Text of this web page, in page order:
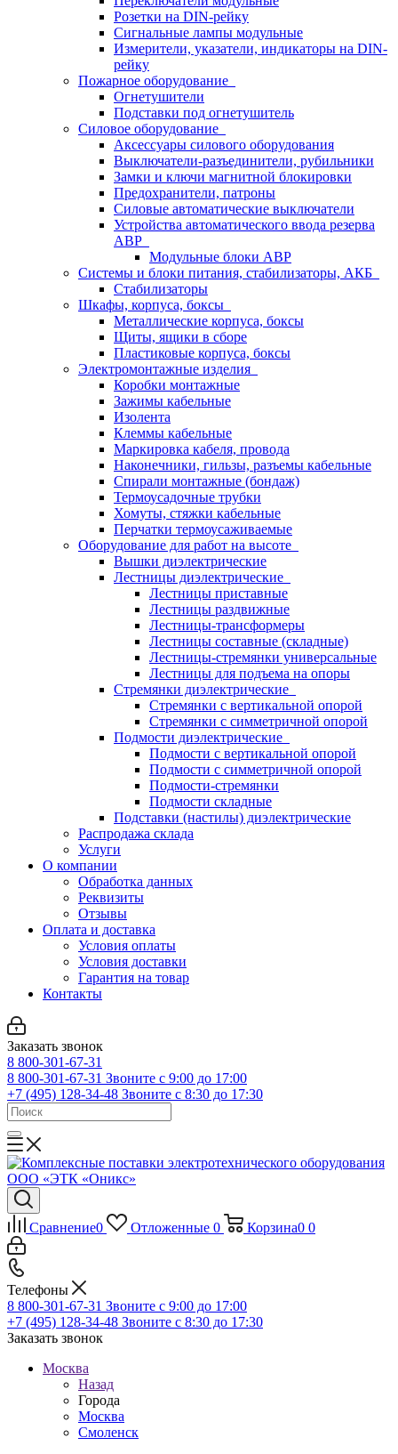
Розетки на DIN-рейку
Сигнальные лампы модульные
Измерители, указатели, индикаторы на DIN-
рейку
Пожарное оборудование
Огнетушители
Подставки под огнетушитель
Силовое оборудование
Аксессуары силового оборудования
Выключатели-разъединители, рубильники
Замки и ключи магнитной блокировки
Предохранители, патроны
Силовые автоматические выключатели
Устройства автоматического ввода резерва
АВР
Модульные блоки АВР
Системы и блоки питания, стабилизаторы, АКБ
Стабилизаторы
Шкафы, корпуса, боксы
Металлические корпуса, боксы
Щиты, ящики в сборе
Пластиковые корпуса, боксы
Электромонтажные изделия
Коробки монтажные
Зажимы кабельные
Изолента
Клеммы кабельные
Маркировка кабеля, провода
Наконечники, гильзы, разъемы кабельные
Спирали монтажные (бондаж)
Термоусадочные трубки
Хомуты, стяжки кабельные
Перчатки термоусаживаемые
Оборудование для работ на высоте
Вышки диэлектрические
Лестницы диэлектрические
Лестницы приставные
Лестницы раздвижные
Лестницы-трансформеры
Лестницы составные (складные)
Лестницы-стремянки универсальные
Лестницы для подъема на опоры
Стремянки диэлектрические
Стремянки с вертикальной опорой
Стремянки с симметричной опорой
Подмости диэлектрические
Подмости с вертикальной опорой
Подмости с симметричной опорой
Подмости-стремянки
Подмости складные
Подставки (настилы) диэлектрические
Распродажа склада
Услуги
О компании
Обработка данных
Реквизиты
Отзывы
Оплата и доставка
Условия оплаты
Условия доставки
Гарантия на товар
Контакты
Заказать звонок
8 800-301-67-31
8 800-301-67-31 Звоните с 9:00 до 17:00
+7 (495) 128-34-48 Звоните с 8:30 до 17:30
Сравнение0 Отложенные 0 Корзина0 0
Телефоны
8 800-301-67-31 Звоните с 9:00 до 17:00
+7 (495) 128-34-48 Звоните с 8:30 до 17:30
Заказать звонок
Москва
Назад
Города
Москва
Смоленск